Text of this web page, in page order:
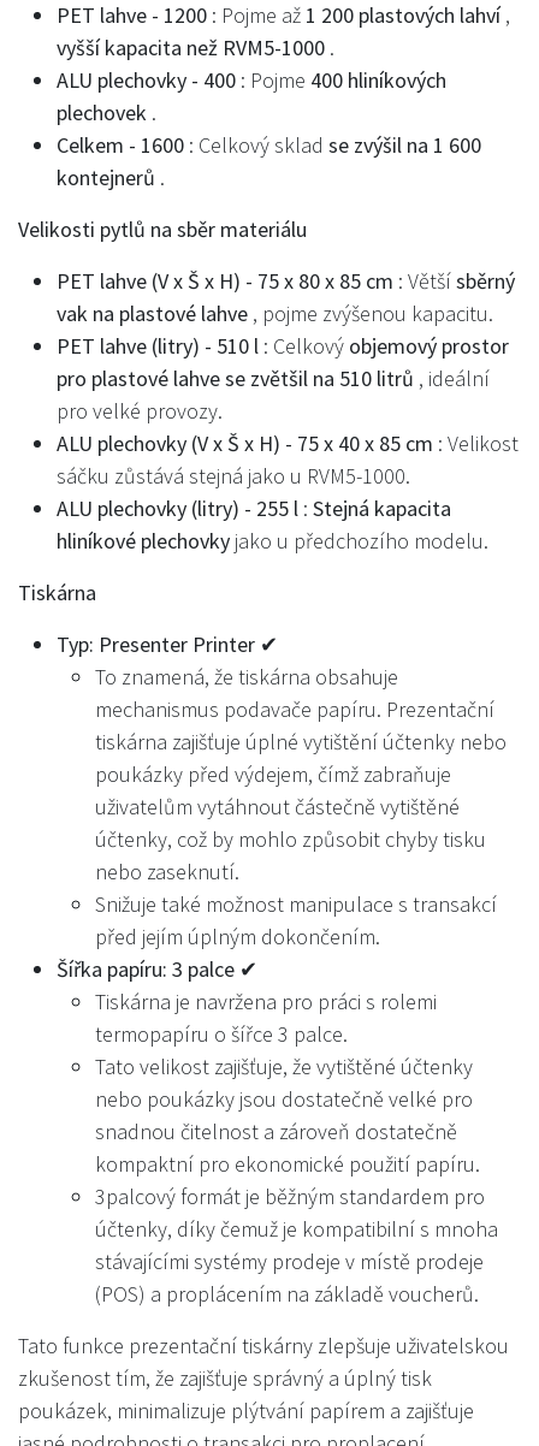
PET lahve - 1200 : Pojme až 1 200 plastových lahví,
vyšší kapacita než RVM5-1000 .
ALU plechovky - 400 : Pojme 400 hliníkových
plechovek .
Celkem - 1600 : Celkový sklad se zvýšil na 1 600
kontejnerů .
Velikosti pytlů na sběr materiálu
PET lahve (V x Š x H) - 75 x 80 x 85 cm : Většísběrný
vak na plastové lahve , pojme zvýšenou kapacitu.
PET lahve (litry) - 510 l : Celkový objemový prostor
pro plastové lahve se zvětšil na 510 litrů , ideální
pro velké provozy.
ALU plechovky (V x Š x H) - 75 x 40 x 85 cm : Velikost
sáčku zůstává stejná jako u RVM5-1000.
ALU plechovky (litry) - 255 l : Stejná kapacita
hliníkové plechovky jako u předchozího modelu.
Tiskárna
Typ: Presenter Printer ✔
To znamená, že tiskárna obsahuje
mechanismus podavače papíru. Prezentační
tiskárna zajišťuje úplné vytištění účtenky nebo
poukázky před výdejem, čímž zabraňuje
uživatelům vytáhnout částečně vytištěné
účtenky, což by mohlo způsobit chyby tisku
nebo zaseknutí.
Snižuje také možnost manipulace s transakcí
před jejím úplným dokončením.
Šířka papíru: 3 palce ✔
Tiskárna je navržena pro práci s rolemi
termopapíru o šířce 3 palce.
Tato velikost zajišťuje, že vytištěné účtenky
nebo poukázky jsou dostatečně velké pro
snadnou čitelnost a zároveň dostatečně
kompaktní pro ekonomické použití papíru.
3palcový formát je běžným standardem pro
účtenky, díky čemuž je kompatibilní s mnoha
stávajícími systémy prodeje v místě prodeje
(POS) a proplácením na základě voucherů.
Tato funkce prezentační tiskárny zlepšuje uživatelskou
zkušenost tím, že zajišťuje správný a úplný tisk
poukázek, minimalizuje plýtvání papírem a zajišťuje